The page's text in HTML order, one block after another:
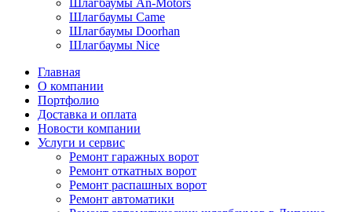
Шлагбаумы Came
Шлагбаумы Doorhan
Шлагбаумы Nice
Главная
О компании
Портфолио
Доставка и оплата
Новости компании
Услуги и сервис
Ремонт гаражных ворот
Ремонт откатных ворот
Ремонт распашных ворот
Ремонт автоматики